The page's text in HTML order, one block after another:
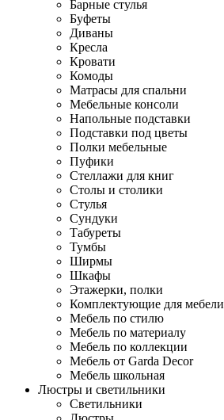
Барные стулья
Буфеты
Диваны
Кресла
Кровати
Комоды
Матрасы для спальни
Мебельные консоли
Напольные подставки
Подставки под цветы
Полки мебельные
Пуфики
Стеллажи для книг
Столы и столики
Стулья
Сундуки
Табуреты
Тумбы
Ширмы
Шкафы
Этажерки, полки
Комплектующие для мебели
Мебель по стилю
Мебель по материалу
Мебель по коллекции
Мебель от Garda Decor
Мебель школьная
Люстры и светильники
Светильники